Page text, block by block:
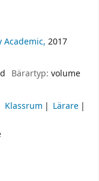
Academic, 2017
Bärartyp: volume
Klassrum
Lärare